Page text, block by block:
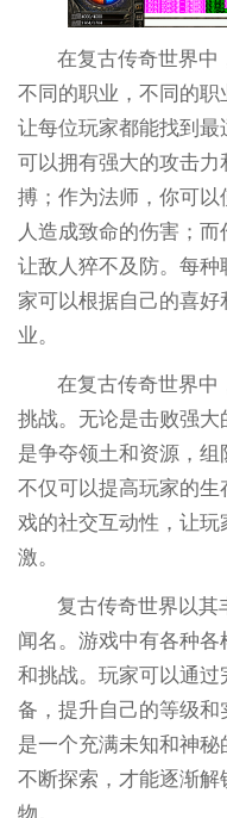
在复古传奇世界中
不同的职业，不同的职
让每位玩家都能找到
可以拥有强大的攻击
搏；作为法师，你可
人造成致命的伤害；
让敌人猝不及防。每
家可以根据自己的喜
业。
在复古传奇世界中
挑战。无论是击败强
是争夺领土和资源，
不仅可以提高玩家的
戏的社交互动性，让
激。
复古传奇世界以其
闻名。游戏中有各种
和挑战。玩家可以通
备，提升自己的等级
是一个充满未知和神秘
不断探索，才能逐渐
物。